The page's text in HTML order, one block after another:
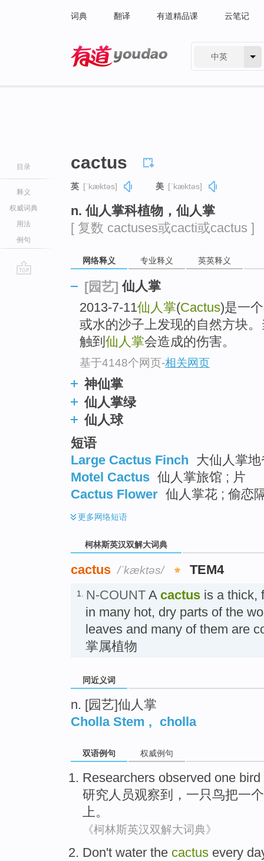
词典 翻译 有道精品课 云笔记
中英
目录
释义
权威词典
用法
例句
cactus
英 [ˈkæktəs] 美 [ˈkæktəs]
n. 仙人掌科植物，仙人掌
[ 复数 cactuses或cacti或cactus ]
网络释义 专业释义 英英释义
[园艺] 仙人掌
2013-7-11仙人掌(Cactus)是一
或水的沙子上发现的自然方块
触到 仙人掌会造成的伤害。
基于4148个网页-相关网页
神仙掌
仙人掌绿
仙人球
短语
Large Cactus Finch 大仙人掌地
Motel Cactus 仙人掌旅馆 ; 片
Cactus Flower 仙人掌花 ; 偷恋
更多网络短语
柯林斯英汉双解大词典
cactus /ˈkæktəs/ TEM4
1. N-COUNT A cactus is a thick,
in many hot, dry parts of the
leaves and many of them are
掌属植物
同近义词
n. [园艺]仙人掌
Cholla Stem , cholla
双语例句 权威例句
Researchers observed one bird
研究人员观察到 ， 一只鸟把一个
上。
《柯林斯英汉双解大词典》
Don't water the cactus every